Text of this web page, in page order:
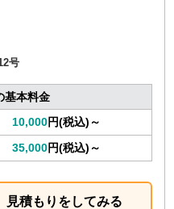
号
基本料金
10,000円(税込)～
35,000円(税込)～
見積もりをしてみる